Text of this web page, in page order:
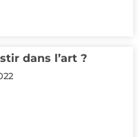
dans l’art ?